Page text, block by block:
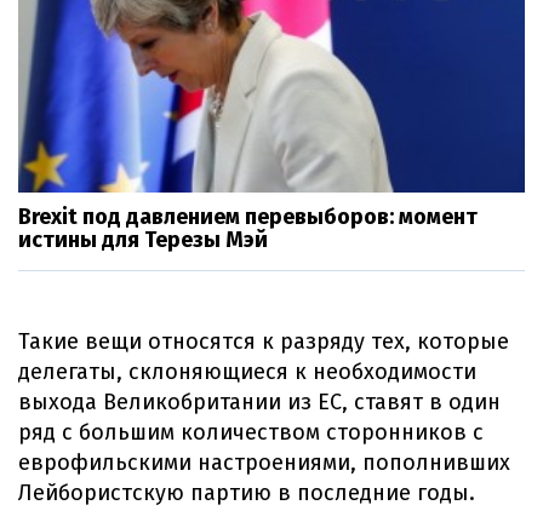
Brexit под давлением перевыборов: момент
истины для Терезы Мэй
Такие вещи относятся к разряду тех, которые
делегаты, склоняющиеся к необходимости
выхода Великобритании из ЕС, ставят в один
ряд с большим количеством сторонников с
еврофильскими настроениями, пополнивших
Лейбористскую партию в последние годы.